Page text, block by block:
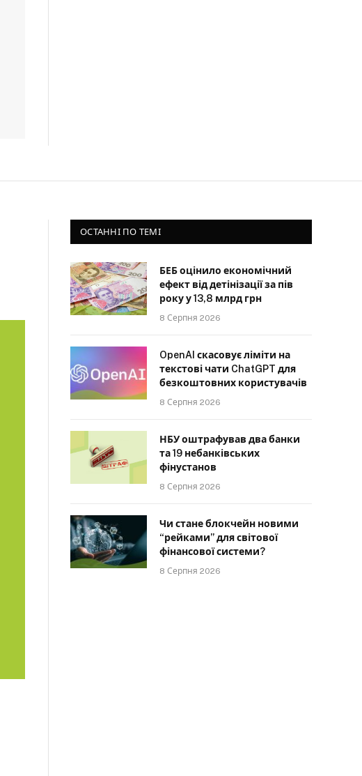
ОСТАННІ ПО ТЕМІ
БЕБ оцінило економічний
ефект від детінізації за пів
року у 13,8 млрд грн
8 Серпня 2026
OpenAI скасовує ліміти на
текстові чати ChatGPT для
безкоштовних користувачів
8 Серпня 2026
НБУ оштрафував два банки
та 19 небанківських
фінустанов
8 Серпня 2026
Чи стане блокчейн новими
“рейками” для світової
фінансової системи?
8 Серпня 2026